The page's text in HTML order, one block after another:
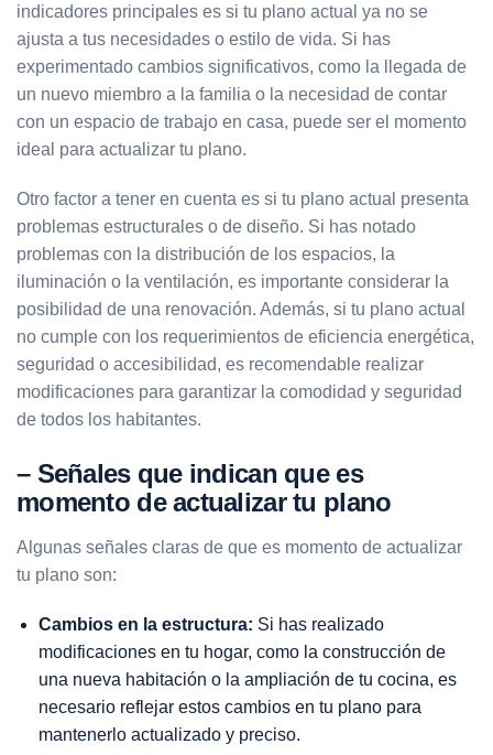
indicadores principales es si tu plano actual ya no se
ajusta a tus necesidades o estilo de vida. Si has
experimentado cambios significativos, como la llegada de
un nuevo miembro a la familia o la necesidad de contar
con un espacio de trabajo en casa, puede ser el momento
ideal para actualizar tu plano.
Otro factor a tener en cuenta es si tu plano actual presenta
problemas estructurales o de diseño. Si has notado
problemas con la distribución de los espacios, la
iluminación o la ventilación, es importante considerar la
posibilidad de una renovación. Además, si tu plano actual
no cumple con los requerimientos de eficiencia energética,
seguridad o accesibilidad, es recomendable realizar
modificaciones para garantizar la comodidad y seguridad
de todos los habitantes.
– Señales que indican que es
momento de actualizar tu plano
Algunas señales claras de que es momento de actualizar
tu plano son:
Cambios en la estructura: Si has realizado
modificaciones en tu hogar, como la construcción de
una nueva habitación o la ampliación de tu cocina, es
necesario reflejar estos cambios en tu plano para
mantenerlo actualizado y preciso.